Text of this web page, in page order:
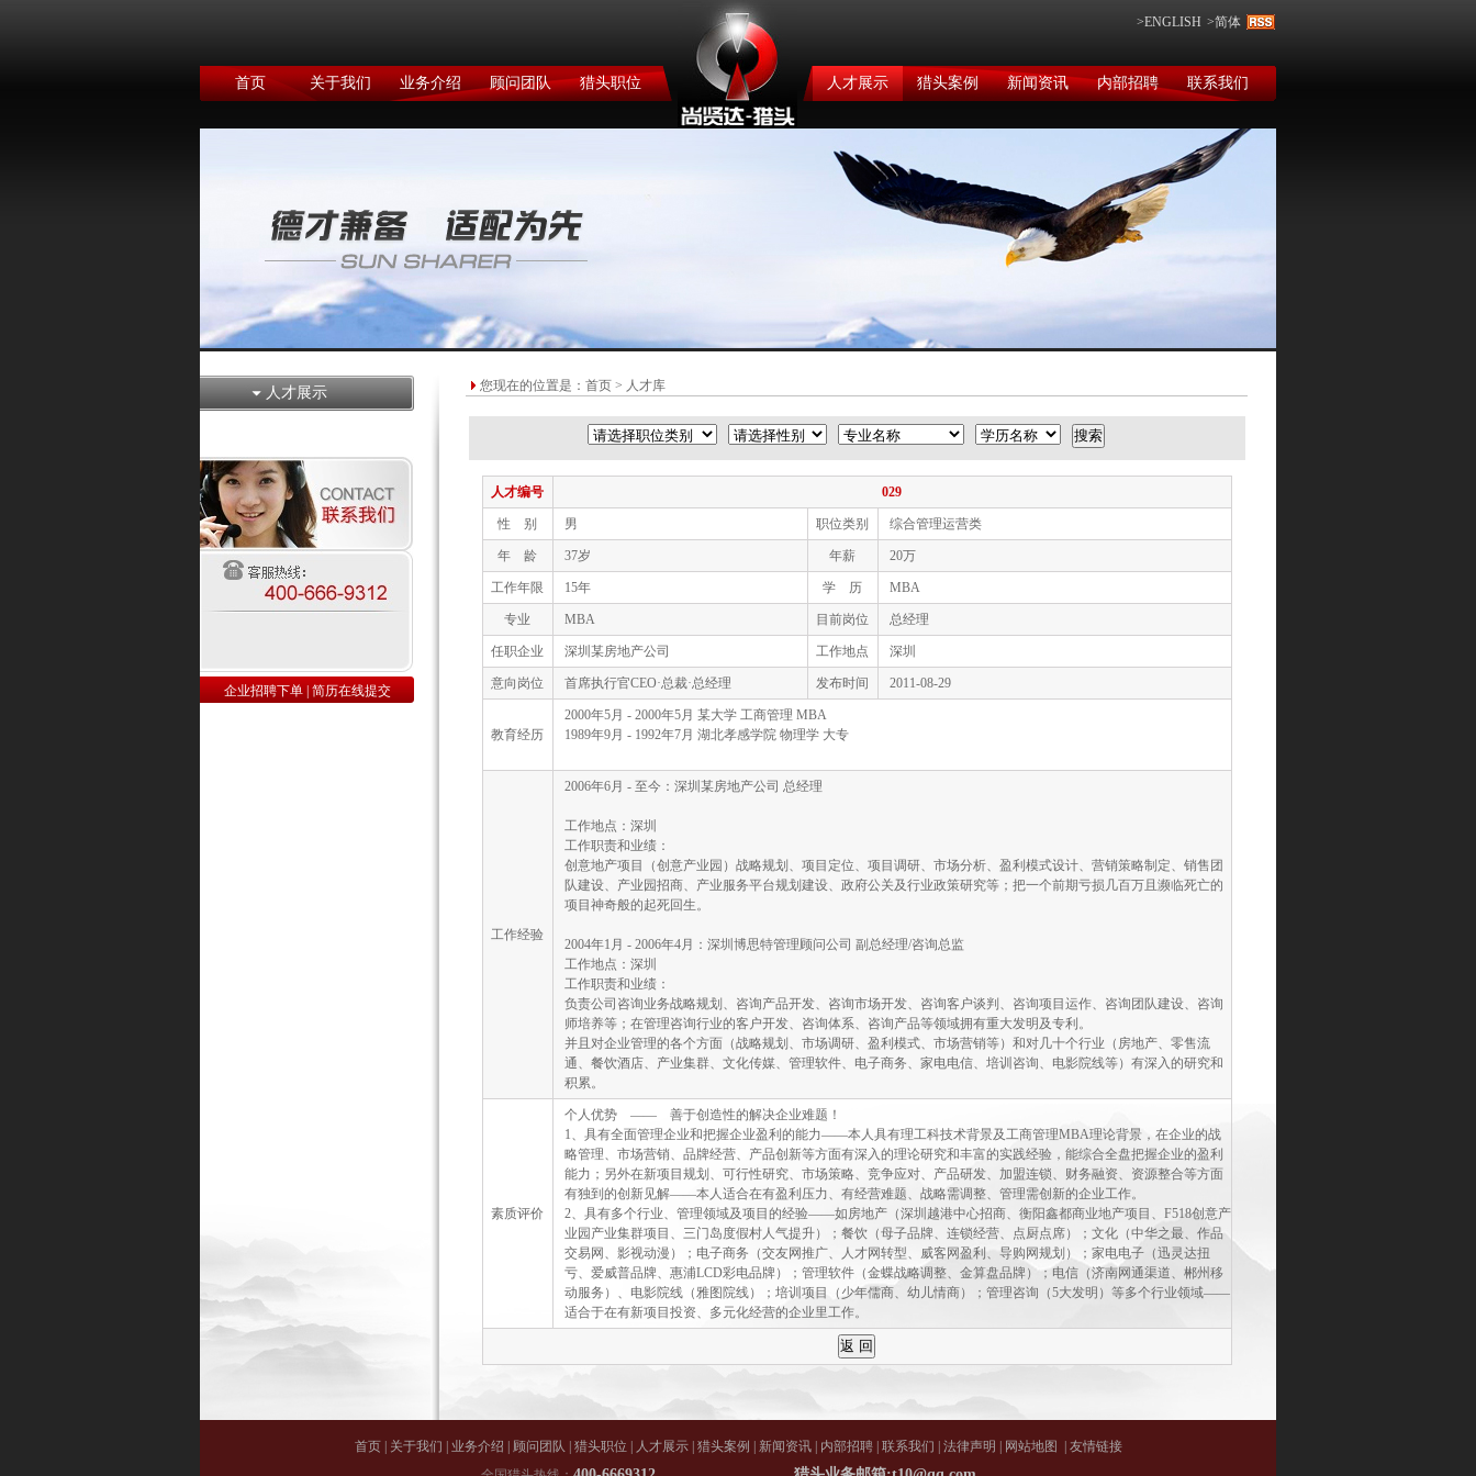
首页 关于我们 业务介绍 顾问团队 猎头职位 人才展示 猎头案例 新闻资讯 内部招聘 联系我们
>简体
>ENGLISH
人才展示
企业招聘下单 简历在线提交
您现在的位置是： 首页 > 人才库
人才编号 029
性 别 男 职位类别 综合管理运营类
年 龄 37岁 年薪 20万
工作年限 15年 学 历 MBA
专业 MBA 目前岗位 总经理
任职企业 深圳某房地产公司 工作地点 深圳
意向岗位 首席执行官CEO·总裁·总经理 发布时间 2011-08-29
教育经历
2000年5月 - 2000年5月 某大学 工商管理 MBA
1989年9月 - 1992年7月 湖北孝感学院 物理学 大专
工作经验
2006年6月 - 至今：深圳某房地产公司 总经理
工作地点：深圳
工作职责和业绩：
创意地产项目（创意产业园）战略规划、项目定位、项目调研、市场分析、盈利模式设计、营销策略制定、销售团
队建设、产业园招商、产业服务平台规划建设、政府公关及行业政策研究等；把一个前期亏损几百万且濒临死亡的
项目神奇般的起死回生。
2004年1月 - 2006年4月：深圳博思特管理顾问公司 副总经理/咨询总监
工作地点：深圳
工作职责和业绩：
负责公司咨询业务战略规划、咨询产品开发、咨询市场开发、咨询客户谈判、咨询项目运作、咨询团队建设、咨询
师培养等；在管理咨询行业的客户开发、咨询体系、咨询产品等领域拥有重大发明及专利。
并且对企业管理的各个方面（战略规划、市场调研、盈利模式、市场营销等）和对几十个行业（房地产、零售流
通、餐饮酒店、产业集群、文化传媒、管理软件、电子商务、家电电信、培训咨询、电影院线等）有深入的研究和
积累。
素质评价
个人优势 —— 善于创造性的解决企业难题！
1、具有全面管理企业和把握企业盈利的能力——本人具有理工科技术背景及工商管理MBA理论背景，在企业的战
略管理、市场营销、品牌经营、产品创新等方面有深入的理论研究和丰富的实践经验，能综合全盘把握企业的盈利
能力；另外在新项目规划、可行性研究、市场策略、竞争应对、产品研发、加盟连锁、财务融资、资源整合等方面
有独到的创新见解——本人适合在有盈利压力、有经营难题、战略需调整、管理需创新的企业工作。
2、具有多个行业、管理领域及项目的经验——如房地产（深圳越港中心招商、衡阳鑫都商业地产项目、F518创意产
业园产业集群项目、三门岛度假村人气提升）；餐饮（母子品牌、连锁经营、点厨点席）；文化（中华之最、作品
交易网、影视动漫）；电子商务（交友网推广、人才网转型、威客网盈利、导购网规划）；家电电子（迅灵达扭
亏、爱威普品牌、惠浦LCD彩电品牌）；管理软件（金蝶战略调整、金算盘品牌）；电信（济南网通渠道、郴州移
动服务）、电影院线（雅图院线）；培训项目（少年儒商、幼儿情商）；管理咨询（5大发明）等多个行业领域——
适合于在有新项目投资、多元化经营的企业里工作。
首页 关于我们 业务介绍 顾问团队 猎头职位 人才展示 猎头案例 新闻资讯 内部招聘 联系我们 法律声明 网站地图
友情链接